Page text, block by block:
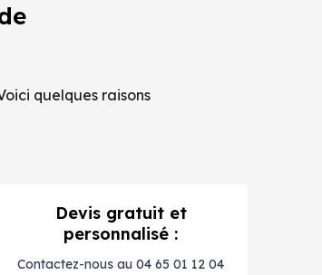
quelques raisons
Devis gratuit et
personnalisé :
Contactez-nous au 04 65 01 12 04